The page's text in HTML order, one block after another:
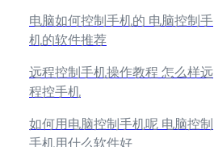
电脑如何控制手机的 电脑控制手
机的软件推荐
远程控制手机操作教程 怎么样远
程控手机
如何用电脑控制手机呢 电脑控制
手机用什么软件好